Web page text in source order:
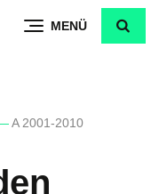
MENÜ
A 2001-2010